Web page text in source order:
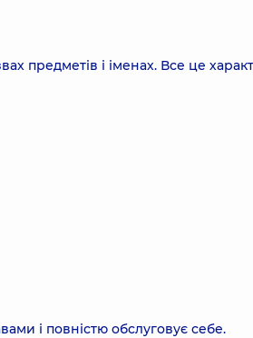
предметів і іменах. Все це
і повністю обслуговує себе.